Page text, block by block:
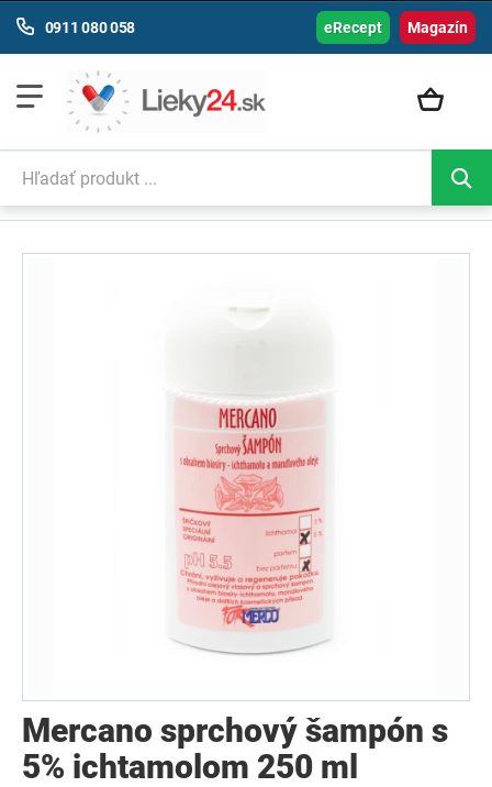
Magazín
0911 080 058 eRecept
Mercano sprchový šampón s
5% ichtamolom 250 ml